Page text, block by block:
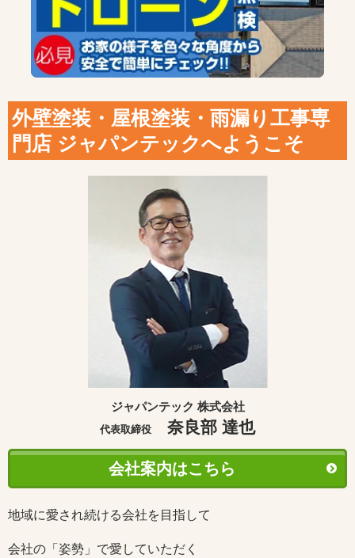
外壁塗装・屋根塗装・雨漏り工事専
門店 ジャパンテックへようこそ
ジャパンテック 株式会社
代表取締役 奈良部 達也
会社案内はこちら
地域に愛され続ける会社を目指して
会社の「姿勢」で愛していただく